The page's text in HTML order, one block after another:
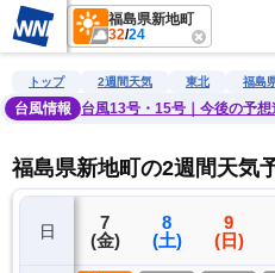
福島県新地町
32/24
雨雲レーダー 台風情報 地震情
トップ 2週間天気 東北 福島
台風情報
台風13号・15号｜今後の予想
福島県新地町の2週間天気
日
6
(木)
7
(金)
8
(土)
9
(日)